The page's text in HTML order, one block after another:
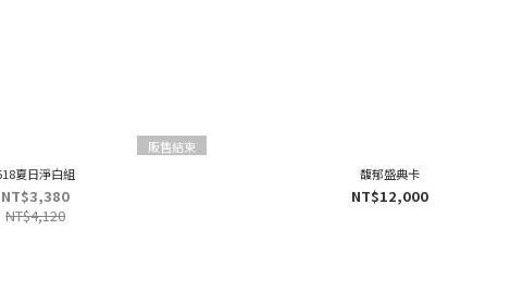
販售結束
夏日淨白組
NT$3,380
NT$4,120
馥郁盛典卡
NT$12,000